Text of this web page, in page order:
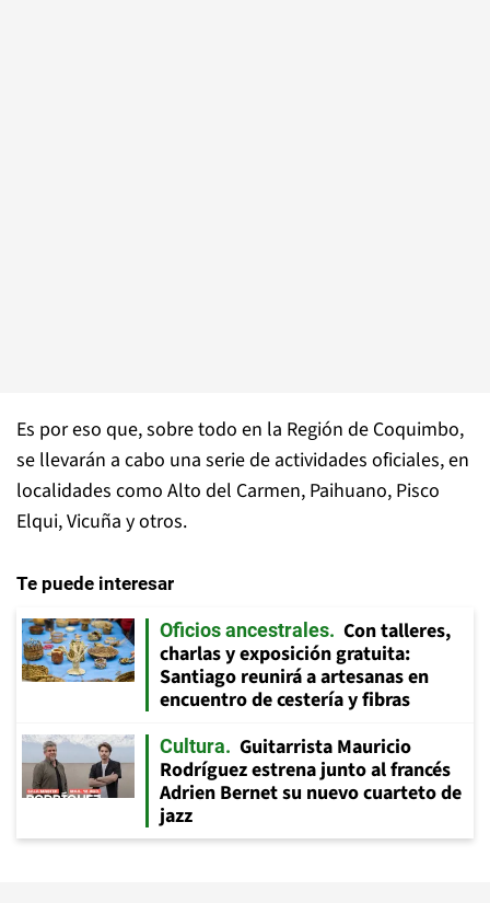
Es por eso que, sobre todo en la Región de Coquimbo,
se llevarán a cabo una serie de actividades oficiales, en
localidades como Alto del Carmen, Paihuano, Pisco
Elqui, Vicuña y otros.
Te puede interesar
Oficios ancestrales
Con talleres,
charlas y exposición gratuita:
Santiago reunirá a artesanas en
encuentro de cestería y fibras
Cultura
Guitarrista Mauricio
Rodríguez estrena junto al francés
Adrien Bernet su nuevo cuarteto de
jazz